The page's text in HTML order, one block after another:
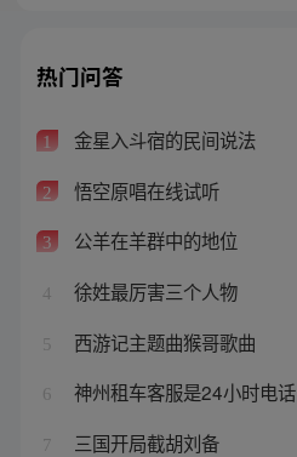
热门问答
1 金星入斗宿的民间说法
2 悟空原唱在线试听
3 公羊在羊群中的地位
4 徐姓最厉害三个人物
5 西游记主题曲猴哥歌曲
6 神州租车客服是24小时电话
7 三国开局截胡刘备